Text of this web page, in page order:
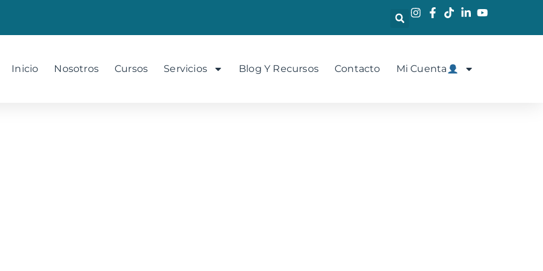
Inicio Nosotros Cursos Servicios Blog Y Recursos Contacto Mi Cuenta